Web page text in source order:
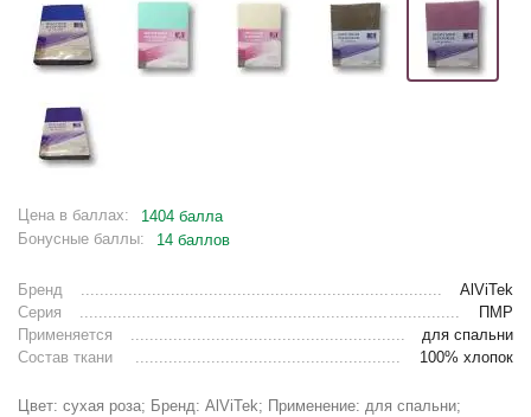
Цена в баллах:
1404 балла
Бонусные баллы:
14 баллов
Бренд
AlViTek
Серия
ПМР
Применяется
для спальни
Состав ткани
100% хлопок
Цвет: сухая роза; Бренд: AlViTek; Применение: для спальни;